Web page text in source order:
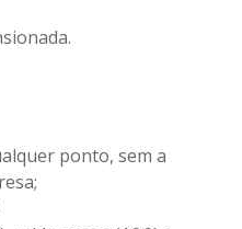
ponto, sem a